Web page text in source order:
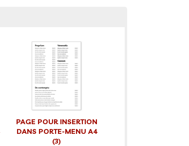
PAGE POUR INSERTION
DANS PORTE-MENU A4
(3)